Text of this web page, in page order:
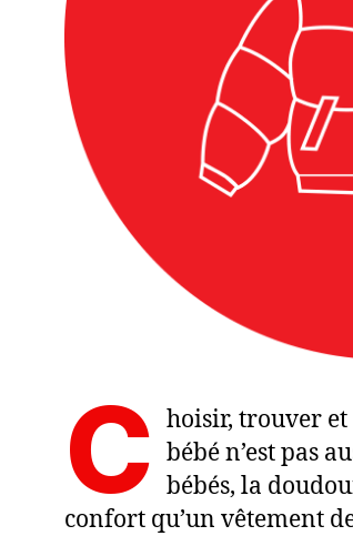
C hoisir, trouver
bébé n’est pas
bébés, la
confort qu’un vêtement